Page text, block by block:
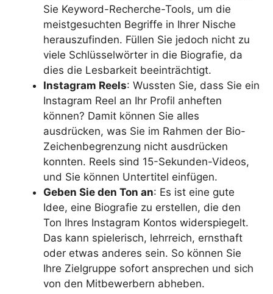
Sie Keyword-Recherche-Tools, um die
meistgesuchten Begriffe in Ihrer Nische
herauszufinden. Füllen Sie jedoch nicht zu
viele Schlüsselwörter in die Biografie, da
dies die Lesbarkeit beeinträchtigt.
Instagram Reels: Wussten Sie, dass Sie ein
Instagram Reel an Ihr Profil anheften
können? Damit können Sie alles
ausdrücken, was Sie im Rahmen der Bio-
Zeichenbegrenzung nicht ausdrücken
konnten. Reels sind 15-Sekunden-Videos,
und Sie können Untertitel einfügen.
Geben Sie den Ton an: Es ist eine gute
Idee, eine Biografie zu erstellen, die den
Ton Ihres Instagram Kontos widerspiegelt.
Das kann spielerisch, lehrreich, ernsthaft
oder etwas anderes sein. So können Sie
Ihre Zielgruppe sofort ansprechen und sich
von den Mitbewerbern abheben.